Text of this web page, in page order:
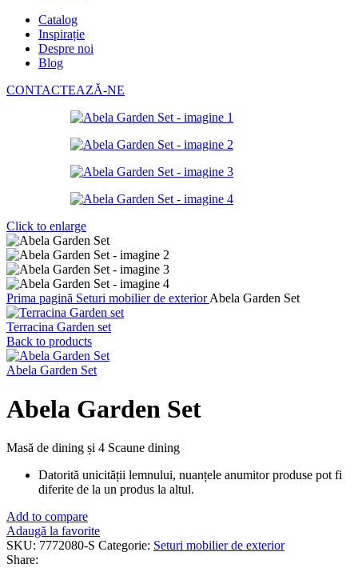
Catalog
Inspirație
Despre noi
Blog
CONTACTEAZĂ-NE
Click to enlarge
Prima pagină Seturi mobilier de exteriorAbela Garden Set
Terracina Garden set
Back to products
Abela Garden Set
Abela Garden Set
Masă de dining și 4 Scaune dining
Datorită unicității lemnului, nuanțele anumitor produse pot fi
diferite de la un produs la altul.
Add to compare
Adaugă la favorite
SKU: 7772080-S Categorie: Seturi mobilier de exterior
Share: